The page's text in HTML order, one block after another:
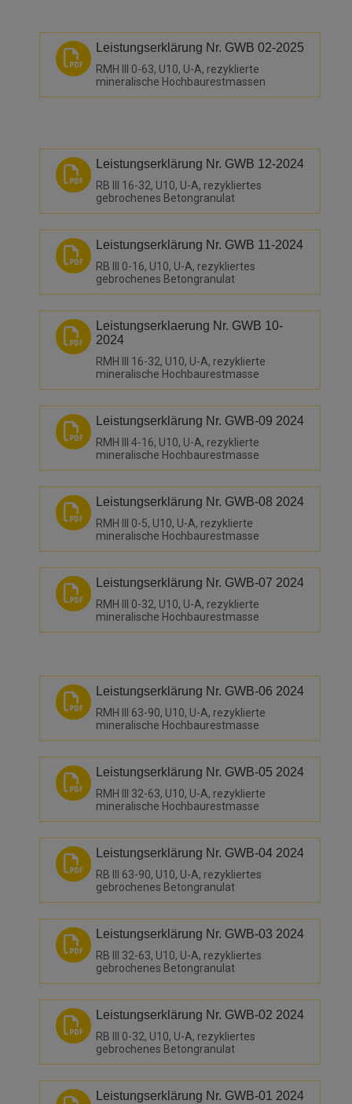
Leistungserklärung Nr. GWB 02-2025
RMH III 0-63, U10, U-A, rezyklierte
mineralische Hochbaurestmassen
Leistungserklärung Nr. GWB 12-2024
RB III 16-32, U10, U-A, rezykliertes
gebrochenes Betongranulat
Leistungserklärung Nr. GWB 11-2024
RB III 0-16, U10, U-A, rezykliertes
gebrochenes Betongranulat
Leistungserklaerung Nr. GWB 10-
2024
RMH III 16-32, U10, U-A, rezyklierte
mineralische Hochbaurestmasse
Leistungserklärung Nr. GWB-09 2024
RMH III 4-16, U10, U-A, rezyklierte
mineralische Hochbaurestmasse
Leistungserklärung Nr. GWB-08 2024
RMH III 0-5, U10, U-A, rezyklierte
mineralische Hochbaurestmasse
Leistungserklärung Nr. GWB-07 2024
RMH III 0-32, U10, U-A, rezyklierte
mineralische Hochbaurestmasse
Leistungserklärung Nr. GWB-06 2024
RMH III 63-90, U10, U-A, rezyklierte
mineralische Hochbaurestmasse
Leistungserklärung Nr. GWB-05 2024
RMH III 32-63, U10, U-A, rezyklierte
mineralische Hochbaurestmasse
Leistungserklärung Nr. GWB-04 2024
RB III 63-90, U10, U-A, rezykliertes
gebrochenes Betongranulat
Leistungserklärung Nr. GWB-03 2024
RB III 32-63, U10, U-A, rezykliertes
gebrochenes Betongranulat
Leistungserklärung Nr. GWB-02 2024
RB III 0-32, U10, U-A, rezykliertes
gebrochenes Betongranulat
Leistungserklärung Nr. GWB-01 2024